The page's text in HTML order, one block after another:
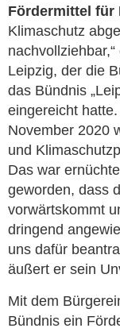
Fördermittel für
Klimaschutz
Leipzig, der die
das Bündnis
eingereicht
November 2020
und
Das war
geworden, dass
vorwärtskommt
dringend
uns dafür
äußert er sein
Mit dem
Bündnis ein